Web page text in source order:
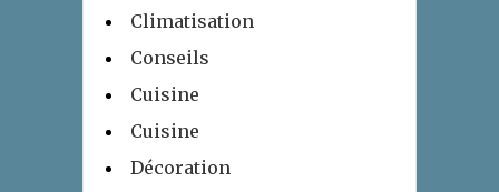
Climatisation
Conseils
Cuisine
Cuisine
Décoration